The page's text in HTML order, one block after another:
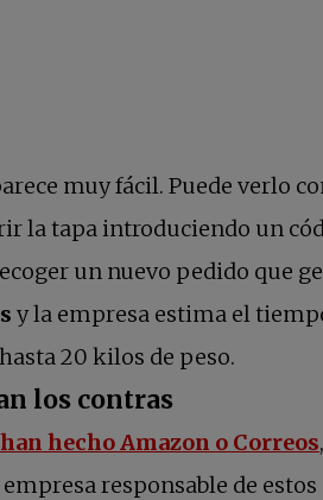
muy fácil. Puede verlo
la tapa introduciendo un
un nuevo pedido que
y la empresa estima el
20 kilos de peso.
los contras
hecho Amazon o Correos
responsable de